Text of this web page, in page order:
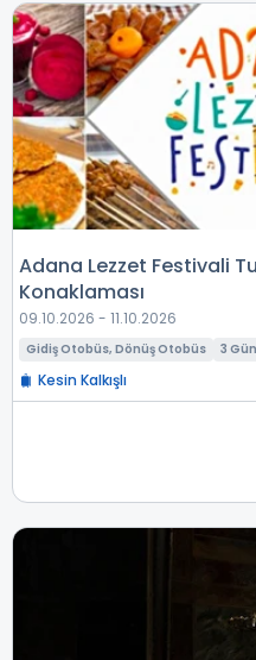
Adana Lezzet Festivali
Konaklaması
09.10.2026 - 11.10.2026
Gidiş Otobüs, Dönüş Otobüs 3
Kesin Kalkışlı